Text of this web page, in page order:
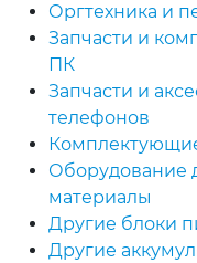
Оргтехника и
Запчасти и
ПК
Запчасти и
телефонов
Оборудование
материалы
Другие блоки
Другие